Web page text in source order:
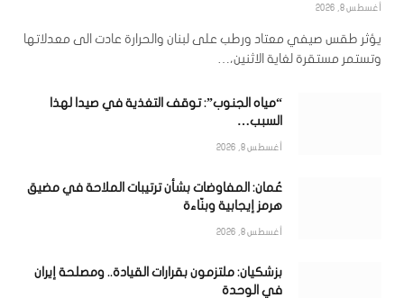
أغسطس 8, 2026
يؤثر طقس صيفي معتاد ورطب على لبنان والحرارة عادت الى معدلاتها
وتستمر مستقرة لغاية الاثنين،…
“مياه الجنوب”: توقف التغذية في صيدا لهذا
السبب…
أغسطس 8, 2026
عُمان: المفاوضات بشأن ترتيبات الملاحة في مضيق
هرمز إيجابية وبنّاءة
أغسطس 8, 2026
بزشكيان: ملتزمون بقرارات القيادة.. ومصلحة إيران
في الوحدة